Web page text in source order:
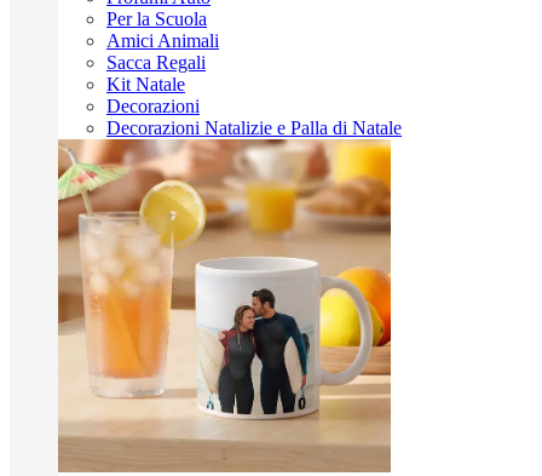
Per la Scuola
Amici Animali
Sacca Regali
Kit Natale
Decorazioni
Decorazioni Natalizie e Palla di Natale